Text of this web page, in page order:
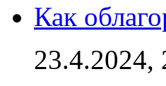
Как
23.4.2024,